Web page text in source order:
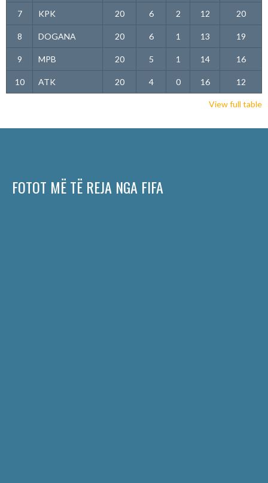
7 KPK 20 6 2 12 20
8 DOGANA 20 6 1 13 19
9 MPB 20 5 1 14 16
10 ATK 20 4 0 16 12
View full table
FOTOT MË TË REJA NGA FIFA